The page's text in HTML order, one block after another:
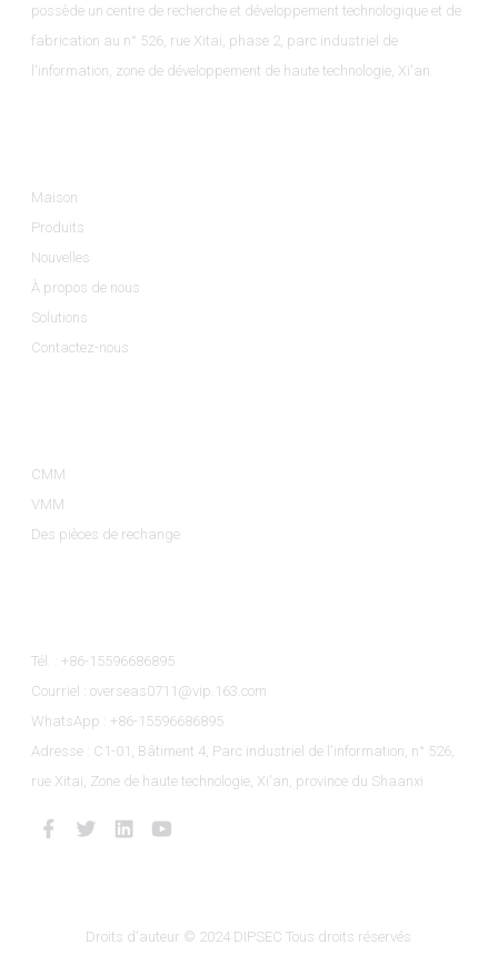
possède un centre de recherche et développement technologique et de
fabrication au n° 526, rue Xitai, phase 2, parc industriel de
l'information, zone de développement de haute technologie, Xi'an.
Maison
Produits
Nouvelles
À propos de nous
Solutions
Contactez-nous
CMM
VMM
Des pièces de rechange
Tél. : +86-15596686895
Courriel : overseas0711@vip.163.com
WhatsApp : +86-15596686895
Adresse : C1-01, Bâtiment 4, Parc industriel de l'information, n° 526,
rue Xitai, Zone de haute technologie, Xi'an, province du Shaanxi
Droits d'auteur © 2024 DIPSEC Tous droits réservés